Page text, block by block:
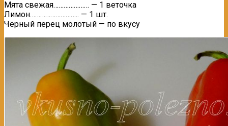
Мята свежая………………… — 1 веточка
Лимон……………………….. — 1 шт.
Чёрный перец молотый — по вкусу